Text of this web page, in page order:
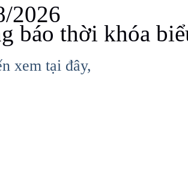
2026
báo thời khóa
xem tại đây,